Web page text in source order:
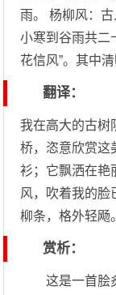
雨。 杨柳风：
小寒到谷雨共二
花信风”。其中
翻译：
我在高大的古树
桥，恣意欣赏这
衫；它飘洒在艳
风，吹着我的脸
柳条，格外轻飏。
赏析：
这是一首脍炙